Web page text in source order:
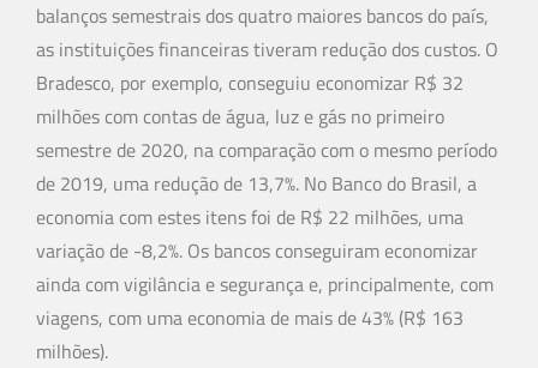
balanços semestrais dos quatro maiores bancos do país,
as instituições financeiras tiveram redução dos custos. O
Bradesco, por exemplo, conseguiu economizar R$ 32
milhões com contas de água, luz e gás no primeiro
semestre de 2020, na comparação com o mesmo período
de 2019, uma redução de 13,7%. No Banco do Brasil, a
economia com estes itens foi de R$ 22 milhões, uma
variação de -8,2%. Os bancos conseguiram economizar
ainda com vigilância e segurança e, principalmente, com
viagens, com uma economia de mais de 43% (R$ 163
milhões).